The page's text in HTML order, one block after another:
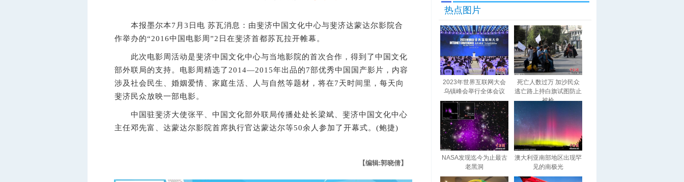
本报墨尔本7月3日电 苏瓦消息：由斐济中国文化中心与斐济达蒙达尔影院合
作举办的“2016中国电影周”2日在斐济首都苏瓦拉开帷幕。
此次电影周活动是斐济中国文化中心与当地影院的首次合作，得到了中国文化
部外联局的支持。电影周精选了2014—2015年出品的7部优秀中国国产影片，内容
涉及社会民生、婚姻爱情、家庭生活、人与自然等题材，将在7天时间里，每天向
斐济民众放映一部电影。
中国驻斐济大使张平、中国文化部外联局传播处处长梁斌、斐济中国文化中心
主任邓先富、达蒙达尔影院首席执行官达蒙达尔等50余人参加了开幕式。(鲍捷)
【编辑:郭晓倩】
热点图片
2023年世界互联网大会
乌镇峰会举行全体会议
死亡人数过万 加沙民众
逃亡路上持白旗试图防止
被枪
NASA发现迄今为止最古
老黑洞
澳大利亚南部地区出现罕
见的南极光